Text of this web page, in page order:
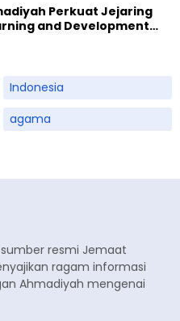
Perkuat Jejaring
and Development
Indonesia
agama
resmi Jemaat
ragam informasi
Ahmadiyah mengenai